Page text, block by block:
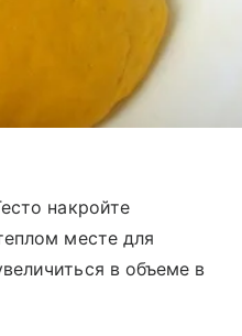
накройте
месте для
в объеме в